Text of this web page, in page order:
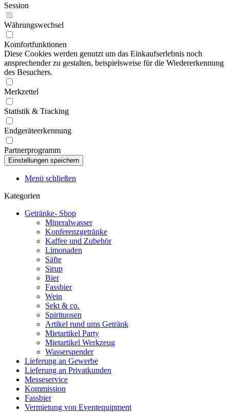
Session
Währungswechsel
Komfortfunktionen
Diese Cookies werden genutzt um das Einkaufserlebnis noch
ansprechender zu gestalten, beispielsweise für die Wiedererkennung
des Besuchers.
Merkzettel
Statistik & Tracking
Endgeräteerkennung
Partnerprogramm
Menü schließen
Kategorien
Getränke- Shop
Mineralwasser
Konferenzgetränke
Kaffee und Zubehör
Limonaden
Säfte
Sirup
Bier
Fassbier
Wein
Sekt & co.
Spirituosen
Artikel rund ums Getränk
Mietartikel Party
Mietartikel Werkzeug
Wasserspender
Lieferung an Gewerbe
Lieferung an Privatkunden
Messeservice
Kommission
Fassbier
Vermietung von Eventequipment